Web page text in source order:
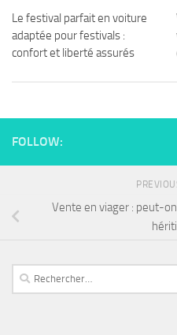
Le festival parfait en voiture
adaptée pour festivals :
confort et liberté assurés
FOLLOW:
Vente en viager : peut-